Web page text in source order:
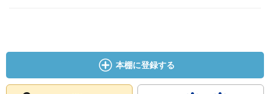
本棚に登録する